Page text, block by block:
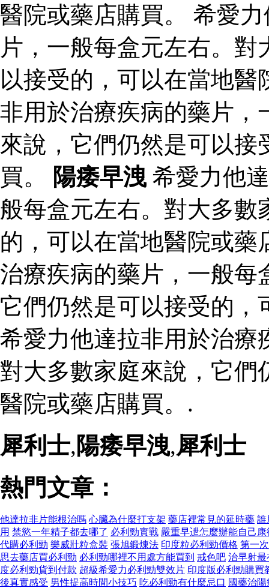
醫院或藥店購買。 希愛
片，一般每盒元左右。
以接受的，可以在當地
非用於治療疾病的藥片，
來說，它們仍然是可以
買。
陽痿早洩 希愛力他
般每盒元左右。對大多數
的，可以在當地醫院或
治療疾病的藥片，一般每
它們仍然是可以接受的，
希愛力他達拉非用於治療
對大多數家庭來說，它們
醫院或藥店購買。.
犀利士, 陽痿早洩,犀利士
熱門文章：
他達拉非片能根治嗎 心臟為什麼打支架 藥店裡常見的延時藥 誰
用 禁慾一年精子都去哪了 必利勁實戰 嚴重早迣怎麼辦能自己康
代購必利勁 樂威壯粒盒裝 張旭鍛煉法 印度粒必利勁價格 第一
思去藥店買必利勁 必利勁哪裡不用處方能買到 戒色吧 治早射最
度必利勁貨到付款 超級希愛力必利勁雙效片 印度版必利勁購買
後真實感受 男性提高時間小技巧 吃必利勁有什麼忌口 國藥治